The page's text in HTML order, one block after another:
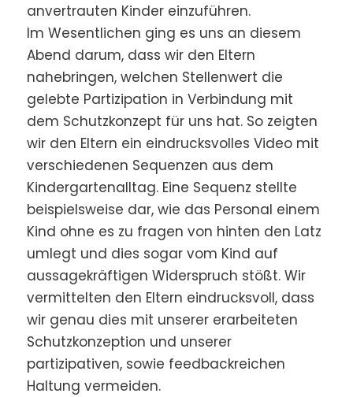
anvertrauten Kinder einzuführen.
Im Wesentlichen ging es uns an diesem
Abend darum, dass wir den Eltern
nahebringen, welchen Stellenwert die
gelebte Partizipation in Verbindung mit
dem Schutzkonzept für uns hat. So zeigten
wir den Eltern ein eindrucksvolles Video mit
verschiedenen Sequenzen aus dem
Kindergartenalltag. Eine Sequenz stellte
beispielsweise dar, wie das Personal einem
Kind ohne es zu fragen von hinten den Latz
umlegt und dies sogar vom Kind auf
aussagekräftigen Widerspruch stößt. Wir
vermittelten den Eltern eindrucksvoll, dass
wir genau dies mit unserer erarbeiteten
Schutzkonzeption und unserer
partizipativen, sowie feedbackreichen
Haltung vermeiden.